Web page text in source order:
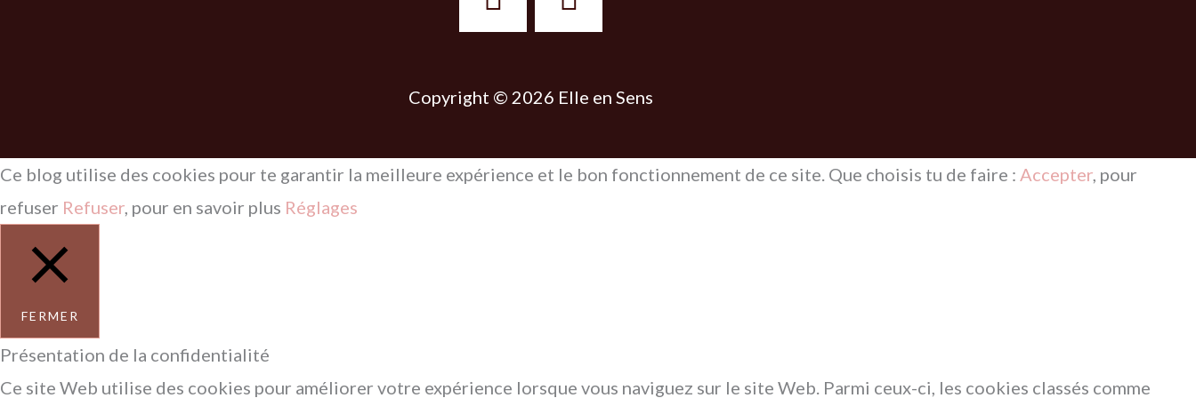
u
u
e
n
e
e
s
Copyright © 2026 Elle en Sens
Ce blog utilise des cookies pour te garantir la meilleure expérience et le bon fonctionnement de ce site. Que choisis tu de faire : Accepter, pour
refuser Refuser, pour en savoir plus Réglages
FERMER
Présentation de la confidentialité
Ce site Web utilise des cookies pour améliorer votre expérience lorsque vous naviguez sur le site Web. Parmi ceux-ci, les cookies classés comme